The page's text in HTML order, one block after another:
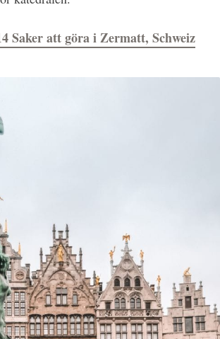
Saker att göra i Zermatt, Schweiz